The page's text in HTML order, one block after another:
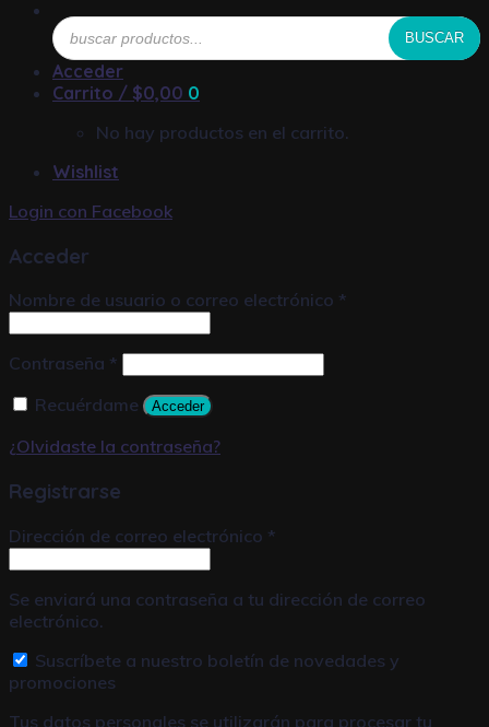
Búsqueda
de
productos
BUSCAR
Acceder
Carrito / $0,00 0
No hay productos en el carrito.
Wishlist
Login con Facebook
Acceder
Nombre de usuario o correo electrónico *
Contraseña *
Recuérdame
Acceder
¿Olvidaste la contraseña?
Registrarse
Dirección de correo electrónico *
Se enviará una contraseña a tu dirección de correo
electrónico.
Suscríbete a nuestro boletín de novedades y
promociones
Tus datos personales se utilizarán para procesar tu